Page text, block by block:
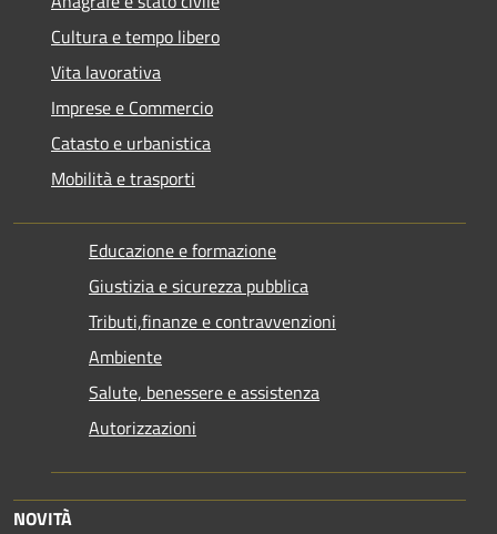
Cultura e tempo libero
Vita lavorativa
Imprese e Commercio
Catasto e urbanistica
Mobilità e trasporti
Educazione e formazione
Giustizia e sicurezza pubblica
Tributi,finanze e contravvenzioni
Ambiente
Salute, benessere e assistenza
Autorizzazioni
NOVITÀ